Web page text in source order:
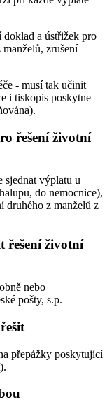
doklad a ústřižek pro
zrušení
- musí tak učinit
i tiskopis poskytne
řešení životní
sjednat výplatu u
do nemocnice),
druhého z manželů z
řešení životní
nebo
pošty, s.p.
přepážky poskytující